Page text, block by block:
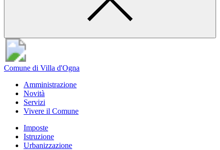
Comune di Villa d'Ogna
Amministrazione
Novità
Servizi
Vivere il Comune
Imposte
Istruzione
Urbanizzazione